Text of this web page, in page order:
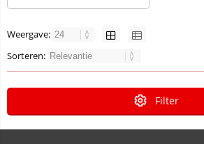
Weergave:
Sorteren:
Filter